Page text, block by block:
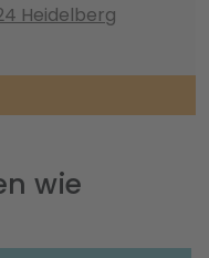
Heidelberg
wie